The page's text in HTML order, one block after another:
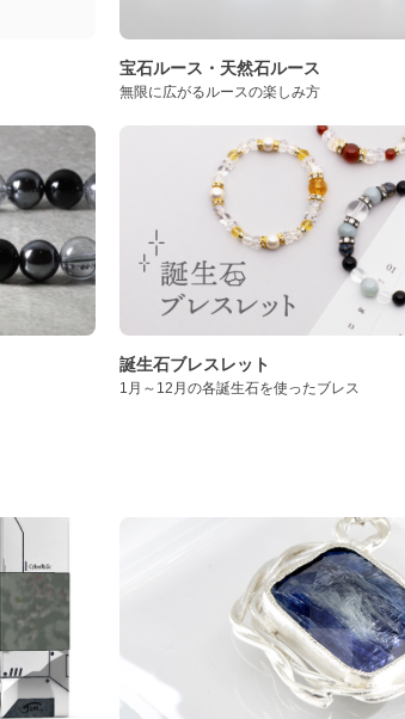
宝石ルース・天然石ルース
無限に広がるルースの楽しみ方
誕生石ブレスレット
1月～12月の各誕生石を使ったブレス